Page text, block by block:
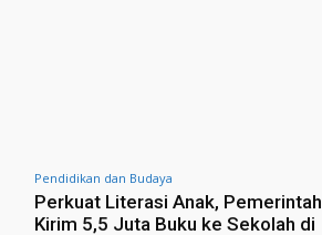
Pendidikan dan Budaya
Perkuat Literasi Anak, Pemerintah
Kirim 5,5 Juta Buku ke Sekolah di